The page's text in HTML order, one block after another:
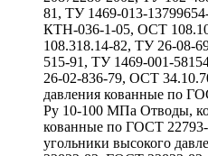
81, ТУ 1469-013-
КТН-036-1-05, ОСТ
108.318.14-82, ТУ 26-08-
515-91, ТУ 1469-001-
26-02-836-79, ОСТ
давления кованные по
Ру 10-100 МПа Отводы,
кованные по ГОСТ
угольники высокого